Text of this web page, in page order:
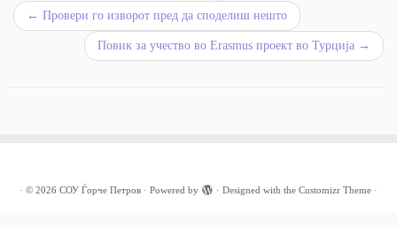
← Провери го изворот пред да споделиш нешто
Повик за учество во Erasmus проект во Турција →
· © 2026 СОУ Ѓорче Петров · Powered by · Designed with the Customizr Theme ·